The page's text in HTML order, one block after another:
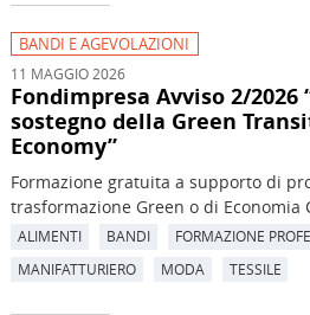
BANDI E AGEVOLAZIONI
11 MAGGIO 2026
Fondimpresa Avviso 2/2026
sostegno della Green
Economy”
Formazione gratuita a supporto di
trasformazione Green o di Economia
ALIMENTI BANDI
FORMAZIONE
MANIFATTURIERO
MODA TESSILE